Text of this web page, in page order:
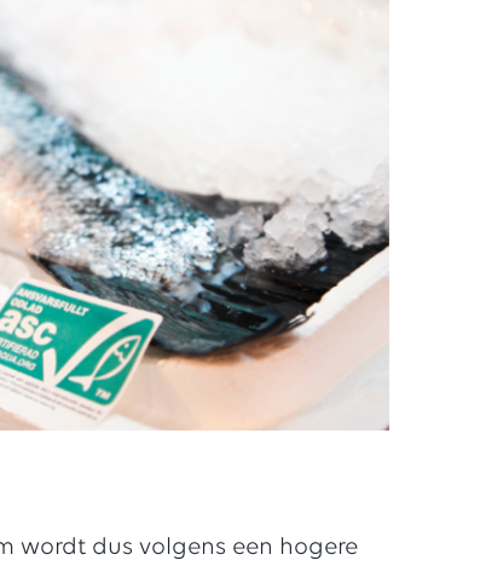
wordt dus volgens een hogere